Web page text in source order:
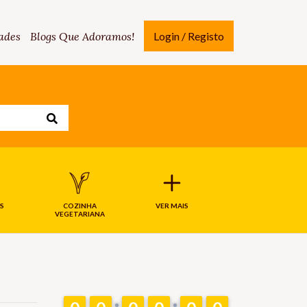
Blogs Que Adoramos! Login / Registo
COZINHA
VEGETARIANA
VER MAIS